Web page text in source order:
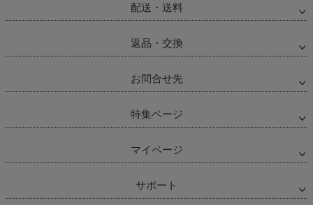
配送・送料
返品・交換
お問合せ先
特集ページ
マイページ
サポート